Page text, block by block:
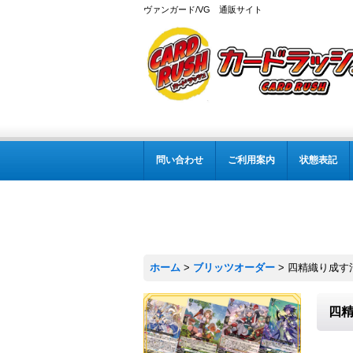
ヴァンガード/VG 通販サイト
問い合わせ ご利用案内 状態表記
ホーム > ブリッツオーダー > 四精織り成す
四